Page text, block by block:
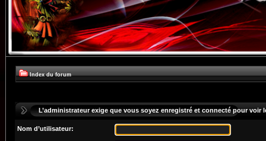
Index du forum
L’administrateur exige que vous soyez enregistré et connecté pour voir
Nom d’utilisateur: